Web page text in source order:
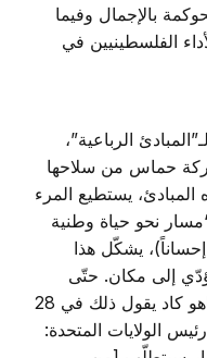
بالإجمال وفيما
الفلسطينيين في
الرباعية”،
حركة حماس من سلاحها
يستطيع المرء
نحو حياة وطنية
يشكّل هذا
إلى مكان. حتّى
رئيس الوزراء الإسرائيلي بنيامين نتنياهو كاد يقول ذلك في 28
الولايات المتحدة: